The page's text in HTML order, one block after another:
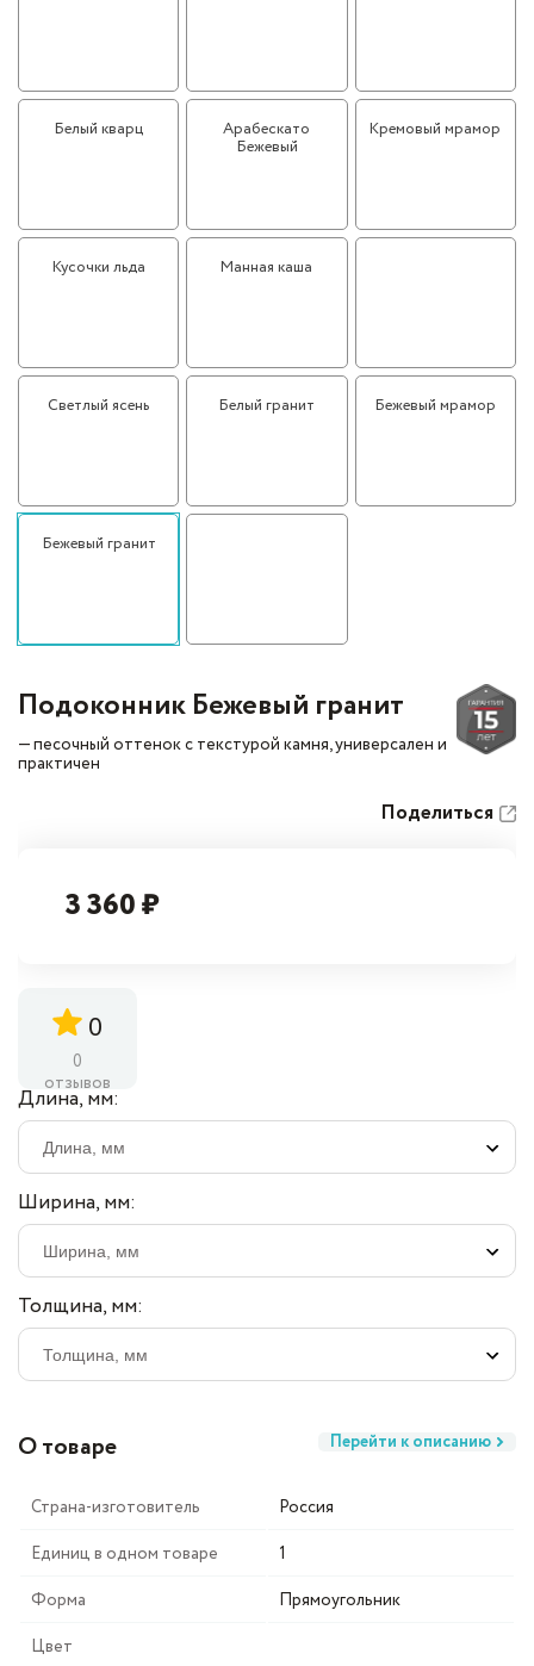
Белый кварц Арабескато
Бежевый
Кремовый мрамор
Кусочки льда Манная каша
Светлый ясень Белый гранит Бежевый мрамор
Бежевый гранит
Подоконник Бежевый гранит
— песочный оттенок с текстурой камня, универсален и
практичен
Поделиться
3 360 ₽
0
0
отзывов
Длина, мм:
Ширина, мм:
Толщина, мм:
О товаре Перейти к описанию
Страна-изготовитель
Россия
Единиц в одном товаре
1
Форма
Прямоугольник
Цвет